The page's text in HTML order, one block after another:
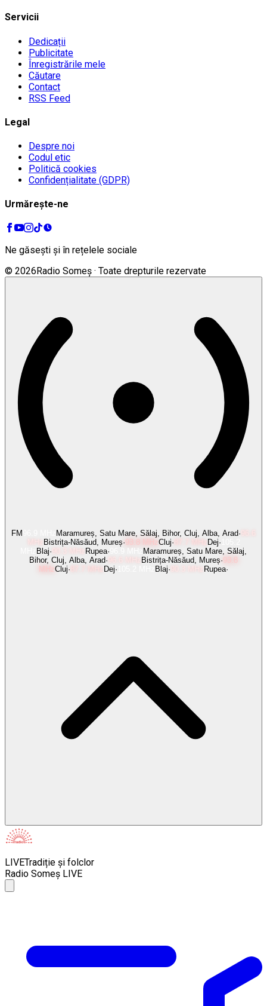
Servicii
Dedicații
Publicitate
Înregistrările mele
Căutare
Contact
RSS Feed
Legal
Despre noi
Codul etic
Politică cookies
Confidențialitate (GDPR)
Urmărește-ne
Ne găsești și în rețelele sociale
© 2026Radio Someș · Toate drepturile rezervate
FM Maramureș, Satu Mare, Sălaj, Bihor, Cluj, Alba, Arad·
Bistrița-Năsăud, Mureș· 93.8 MHzCluj· Dej·
Blaj· Rupea· MHz Maramureș, Satu Mare, Sălaj,
Bihor, Cluj, Alba, Arad· Bistrița-Năsăud, Mureș· 93.8
MHzCluj· Dej· Blaj· Rupea·
LIVETradiție și folclor
Radio Someș LIVE